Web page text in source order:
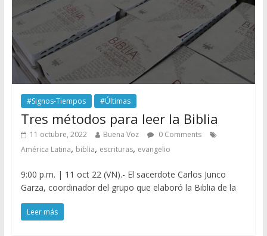
#Signos-Tiempos #Últimas
Tres métodos para leer la Biblia
11 octubre, 2022 Buena Voz
0 Comments
América Latina, biblia, escrituras, evangelio
9:00 p.m. | 11 oct 22 (VN).- El sacerdote Carlos Junco
Garza, coordinador del grupo que elaboró la Biblia de la
Leer más